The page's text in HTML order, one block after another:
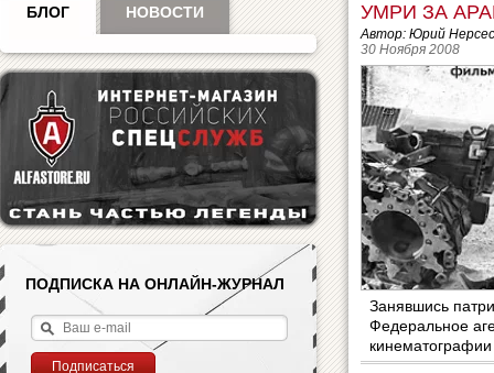
БЛОГ НОВОСТИ
ПОДПИСКА НА ОНЛАЙН-ЖУРНАЛ
УМРИ ЗА
Автор: Юрий
30 Ноября 2008
Занявшись
Федеральное